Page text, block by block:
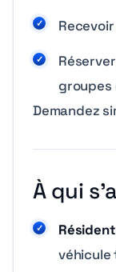
groupes
Demandez
À qui
véhicule